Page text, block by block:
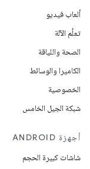
ألعاب فيديو
تعلُم الآلة
الصحة واللياقة
الكاميرا والوسائط
الخصوصية
شبكة الجيل الخامس
أجهزة ANDROID
شاشات كبيرة الحجم